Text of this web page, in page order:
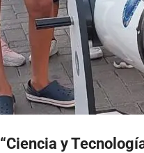
“Ciencia y